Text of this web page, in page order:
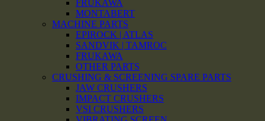
FRUKAWA
MONTABERT
MACHINE PARTS
EPIROCK | ATLAS
SANDVIK | TAMROC
FRUKAWA
OTHER PARTS
CRUSHING & SCREENING SPARE PARTS
JAW CRUSHERS
IMPACT CRUSHERS
VSI CRUSHERS